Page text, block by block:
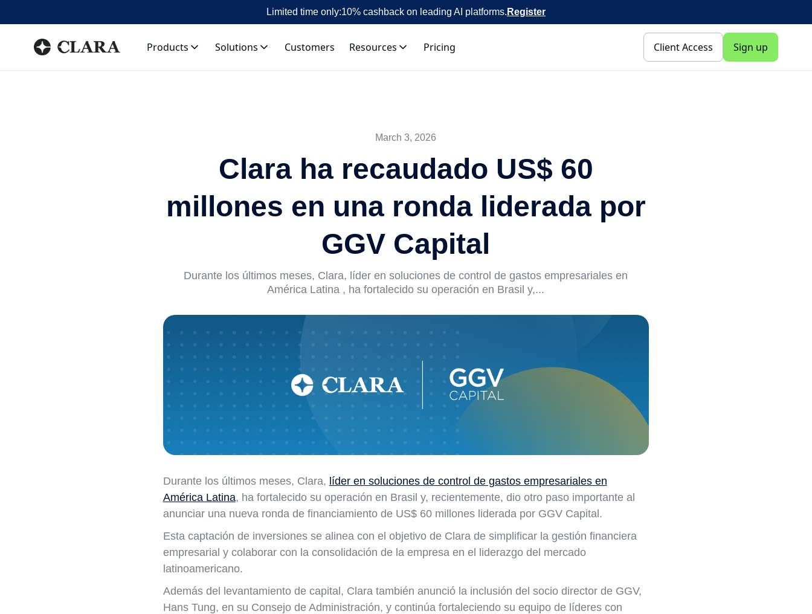
Limited time only:10% cashback on leading AI platforms. Register
Products Solutions Customers Resources Pricing Client Access Sign up
March 3, 2026
Clara ha recaudado US$ 60
millones en una ronda liderada por
GGV Capital
Durante los últimos meses, Clara, líder en soluciones de control de gastos empresariales en
América Latina , ha fortalecido su operación en Brasil y,...
Durante los últimos meses, Clara, líder en soluciones de control de gastos empresariales en
América Latina, ha fortalecido su operación en Brasil y, recientemente, dio otro paso importante al
anunciar una nueva ronda de financiamiento de US$ 60 millones liderada por GGV Capital.
Esta captación de inversiones se alinea con el objetivo de Clara de simplificar la gestión financiera
empresarial y colaborar con la consolidación de la empresa en el liderazgo del mercado
latinoamericano.
Además del levantamiento de capital, Clara también anunció la inclusión del socio director de GGV,
Hans Tung, en su Consejo de Administración, y continúa fortaleciendo su equipo de líderes con